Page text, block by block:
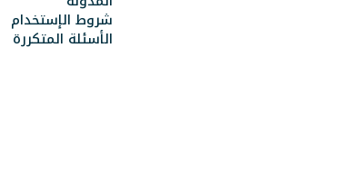
شروط الإستخدام
الأسئلة المتكررة